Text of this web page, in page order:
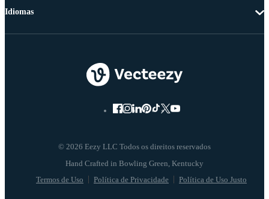
© 2026 Eezy LLC Todos os direitos reservados
Termos de Uso Política de Privacidade Política de Uso Justo
Idiomas